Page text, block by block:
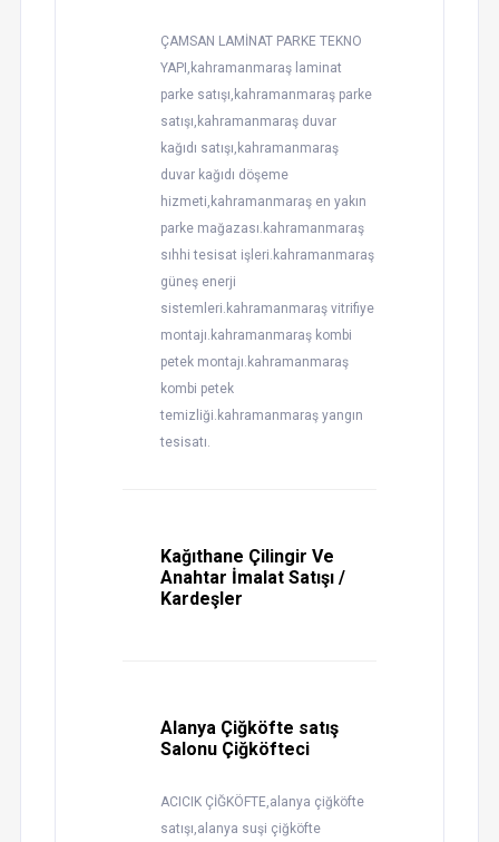
ÇAMSAN LAMİNAT PARKE TEKNO
YAPI,kahramanmaraş laminat
parke satışı,kahramanmaraş parke
satışı,kahramanmaraş duvar
kağıdı satışı,kahramanmaraş
duvar kağıdı döşeme
hizmeti,kahramanmaraş en yakın
parke mağazası.kahramanmaraş
sıhhi tesisat işleri.kahramanmaraş
güneş enerji
sistemleri.kahramanmaraş vitrifiye
montajı.kahramanmaraş kombi
petek montajı.kahramanmaraş
kombi petek
temizliği.kahramanmaraş yangın
tesisatı.
Kağıthane Çilingir Ve
Anahtar İmalat Satışı /
Kardeşler
Alanya Çiğköfte satış
Salonu Çiğköfteci
ACICIK ÇİĞKÖFTE,alanya çiğköfte
satışı,alanya suşi çiğköfte